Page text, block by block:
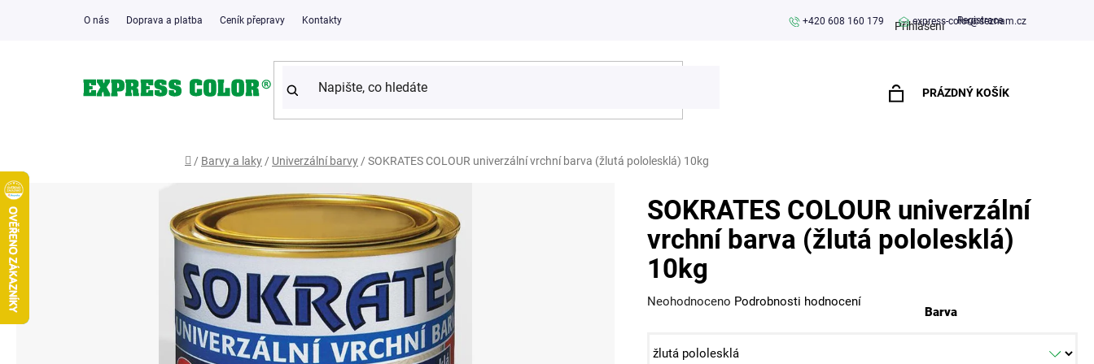
O nás Doprava a platba Ceník přepravy Kontakty Přihlášení Registrace
+420 608 160 179 express-color@seznam.cz
PRÁZDNÝ KOŠÍK
Domů
/ Barvy a laky / Univerzální barvy / SOKRATES COLOUR univerzální vrchní barva (žlutá pololesklá) 10kg
SOKRATES COLOUR univerzální
vrchní barva (žlutá pololesklá)
10kg
Průměrné
produktu
Neohodnoceno Podrobnosti hodnocení
Barva